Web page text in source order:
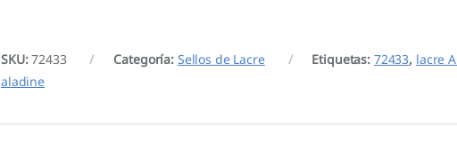
SKU:72433 Categoría: Sellos de Lacre Etiquetas: 72433, lacre
aladine